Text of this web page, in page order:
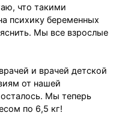
что такими
психику беременных
Мы все взрослые
и врачей детской
от нашей
Мы теперь
по 6,5 кг!